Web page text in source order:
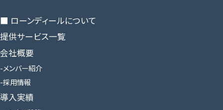
■ ローンディールに​ついて
提供サービス一覧
会社概要
メンバー紹介
採用情報
導入実績